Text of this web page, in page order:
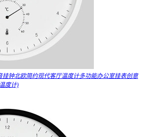
挂钟北欧简约现代客厅温度计多功能办公室挂表创意
度计)